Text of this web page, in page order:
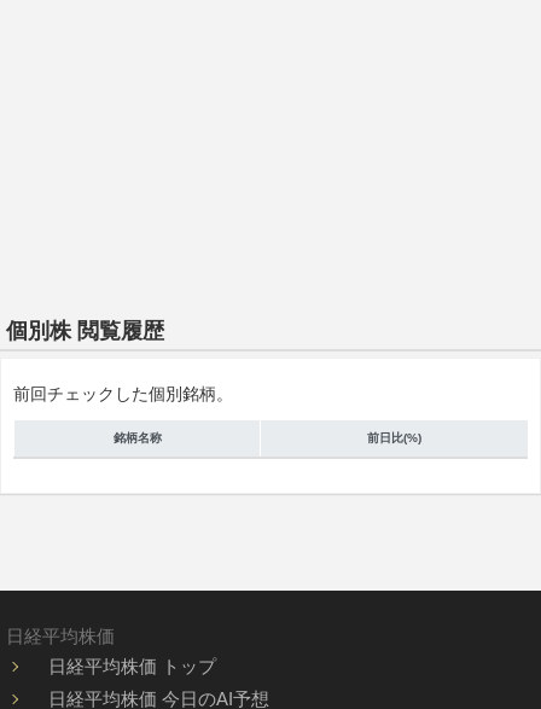
個別株 閲覧履歴
前回チェックした個別銘柄。
銘柄名称 前日比(%)
日経平均株価
日経平均株価 トップ
日経平均株価 今日のAI予想